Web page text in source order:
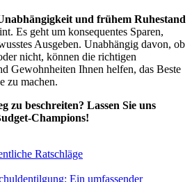
und frühem Ruhestand
Es geht um konsequentes Sparen,
Ausgeben. Unabhängig davon, ob
nicht, können die richtigen
Gewohnheiten Ihnen helfen, das Beste
zu machen.
zu beschreiten? Lassen Sie uns
Champions!
Ratschläge
Ein umfassender